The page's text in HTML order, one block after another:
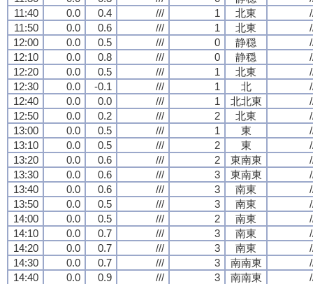
11:40
0.0 0.4 /// 1 北東
11:50
0.0 0.6 /// 1 北東
12:00
0.0 0.5 /// 0 静穏
12:10
0.0 0.8 /// 0 静穏
12:20
0.0 0.5 /// 1 北東
12:30
0.0 -0.1 /// 1 北
12:40
0.0 0.0 /// 1 北北東
12:50
0.0 0.2 /// 2 北東
13:00
0.0 0.5 /// 1 東
13:10
0.0 0.5 /// 2 東
13:20
0.0 0.6 /// 2 東南東
13:30
0.0 0.6 /// 3 東南東
13:40
0.0 0.6 /// 3 南東
13:50
0.0 0.5 /// 3 南東
14:00
0.0 0.5 /// 2 南東
14:10
0.0 0.7 /// 3 南東
14:20
0.0 0.7 /// 3 南東
14:30
0.0 0.7 /// 3 南南東
14:40
0.0 0.9 /// 3 南南東